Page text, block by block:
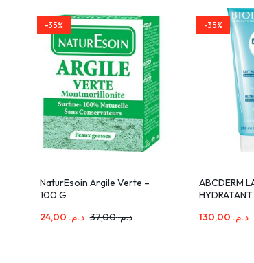
-35%
NaturEsoin Argile Verte –
100 G
د.م.
د.م.37,00
-35%
ABCDERM
د.م.